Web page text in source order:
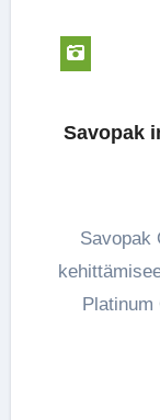
Savopak
Savopak Oy:ssä on investoitu tuotannon